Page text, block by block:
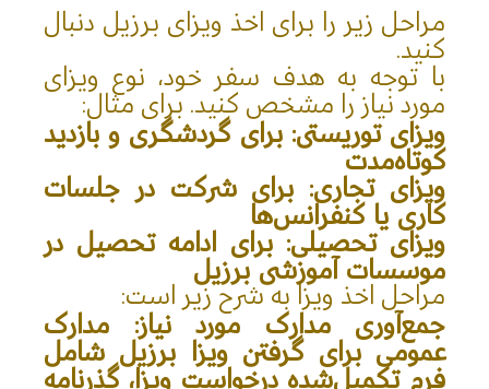
مراحل زیر را برای اخذ ویزای برزیل دنبال
کنید.
با توجه به هدف سفر خود، نوع ویزای
مورد نیاز را مشخص کنید. برای مثال:
ویزای توریستی: برای گردشگری و بازدید
کوتاه‌مدت
ویزای تجاری: برای شرکت در جلسات
کاری یا کنفرانس‌ها
ویزای تحصیلی: برای ادامه تحصیل در
موسسات آموزشی برزیل
مراحل اخذ ویزا به شرح زیر است:
جمع‌آوری مدارک مورد نیاز: مدارک
عمومی برای گرفتن ویزا برزیل شامل